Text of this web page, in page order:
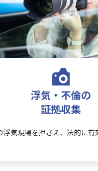
浮気・不倫の
証拠収集
浮気現場を押さえ、法的に有